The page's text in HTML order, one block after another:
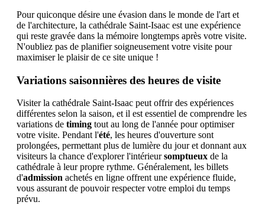
Pour quiconque désire une évasion dans le monde de l'art et
de l'architecture, la cathédrale Saint-Isaac est une expérience
qui reste gravée dans la mémoire longtemps après votre visite.
N'oubliez pas de planifier soigneusement votre visite pour
maximiser le plaisir de ce site unique !
Variations saisonnières des heures de visite
Visiter la cathédrale Saint-Isaac peut offrir des expériences
différentes selon la saison, et il est essentiel de comprendre les
variations de timing tout au long de l'année pour optimiser
votre visite. Pendant l'été, les heures d'ouverture sont
prolongées, permettant plus de lumière du jour et donnant aux
visiteurs la chance d'explorer l'intérieursomptueux de la
cathédrale à leur propre rythme. Généralement, les billets
d'admission achetés en ligne offrent une expérience fluide,
vous assurant de pouvoir respecter votre emploi du temps
prévu.